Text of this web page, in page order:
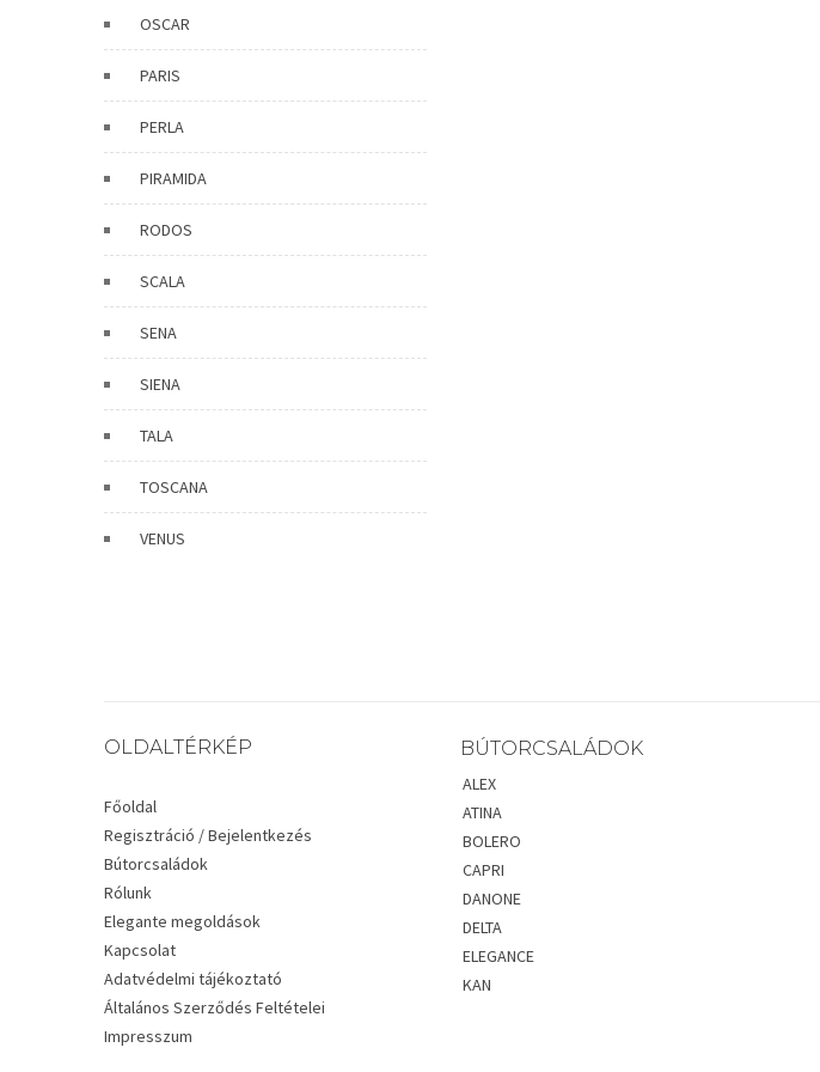
OSCAR
PARIS
PERLA
PIRAMIDA
RODOS
SCALA
SENA
SIENA
TALA
TOSCANA
VENUS
BÚTORCSALÁDOK
OLDALTÉRKÉP
Főoldal
Regisztráció / Bejelentkezés
Bútorcsaládok
Rólunk
Elegante megoldások
Kapcsolat
Adatvédelmi tájékoztató
Általános Szerződés Feltételei
Impresszum
ALEX
ATINA
BOLERO
CAPRI
DANONE
DELTA
ELEGANCE
KAN